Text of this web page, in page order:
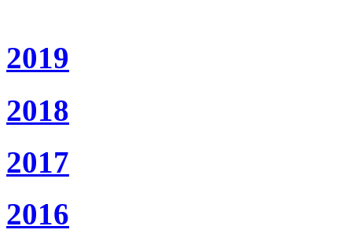
2019
2018
2017
2016